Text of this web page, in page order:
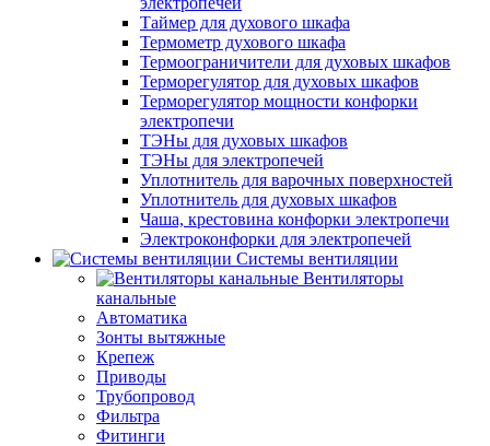
Таймер для духового шкафа
Термометр духового шкафа
Термоограничители для духовых шкафов
Терморегулятор для духовых шкафов
Терморегулятор мощности конфорки
электропечи
ТЭНы для духовых шкафов
ТЭНы для электропечей
Уплотнитель для варочных поверхностей
Уплотнитель для духовых шкафов
Чаша, крестовина конфорки электропечи
Электроконфорки для электропечей
Системы вентиляции
Вентиляторы
канальные
Автоматика
Зонты вытяжные
Крепеж
Приводы
Трубопровод
Фильтра
Фитинги